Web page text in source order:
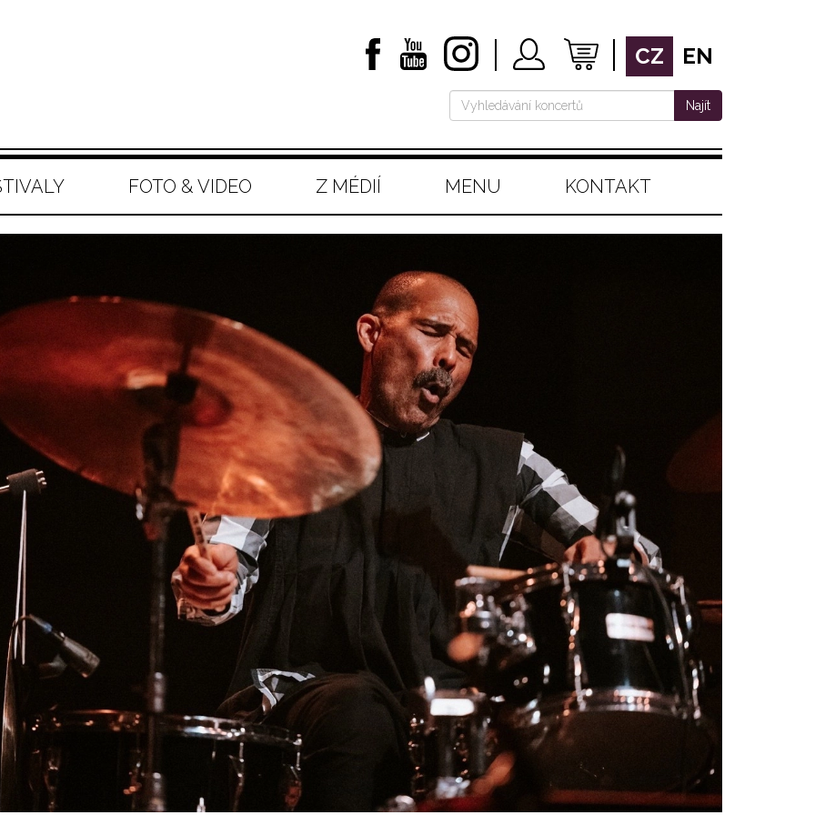
CZ EN
Najít
FOTO & VIDEO Z MÉDIÍ MENU KONTAKT